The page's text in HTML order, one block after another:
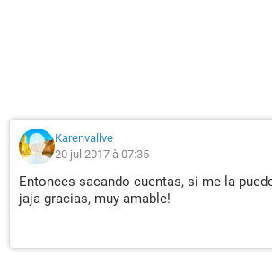
Karenvallve
20 jul 2017 à 07:35
Entonces sacando cuentas, si me la
jaja gracias, muy amable!